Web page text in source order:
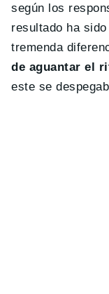
según los
resultado ha
tremenda
de aguantar el
este se